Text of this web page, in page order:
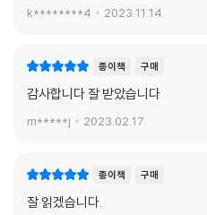
k********4 2023.11.14.
종이책 구매
감사합니다 잘 받았습니다
m*****j 2023.02.17.
종이책 구매
잘 읽겠습니다.